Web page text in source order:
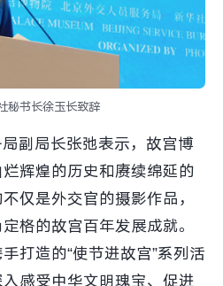
秘书长徐玉长致辞
副局长张弛表示，故宫博
辉煌的历史和赓续绵延的
仅是外交官的摄影作品，
格的故宫百年发展成就。
打造的“使节进故宫”系列活
感受中华文明瑰宝、促进